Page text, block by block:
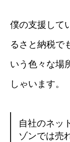
僕の支援して
るさと納税で
いう色々な場
しゃいます。
自社のネッ
ゾンでは売